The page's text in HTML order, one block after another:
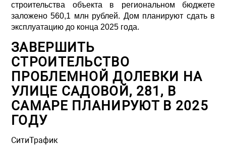
строительства объекта в региональном бюджете
заложено 560,1 млн рублей. Дом планируют сдать в
эксплуатацию до конца 2025 года.
ЗАВЕРШИТЬ
СТРОИТЕЛЬСТВО
ПРОБЛЕМНОЙ ДОЛЕВКИ НА
УЛИЦЕ САДОВОЙ, 281, В
САМАРЕ ПЛАНИРУЮТ В 2025
ГОДУ
СитиТрафик